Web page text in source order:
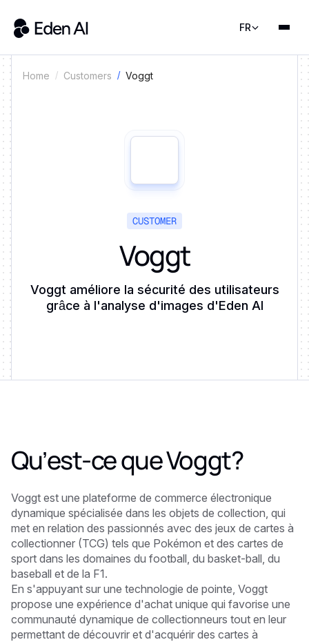
FR
Home Customers Voggt
CUSTOMER
Voggt
Voggt améliore la sécurité des utilisateurs
grâce à l'analyse d'images d'Eden AI
Qu’est-ce queVoggt?
Voggt est une plateforme de commerce électronique
dynamique spécialisée dans les objets de collection, qui
met en relation des passionnés avec des jeux de cartes à
collectionner (TCG) tels que Pokémon et des cartes de
sport dans les domaines du football, du basket-ball, du
baseball et de la F1.
En s'appuyant sur une technologie de pointe, Voggt
propose une expérience d'achat unique qui favorise une
communauté dynamique de collectionneurs tout en leur
permettant de découvrir et d'acquérir des cartes à